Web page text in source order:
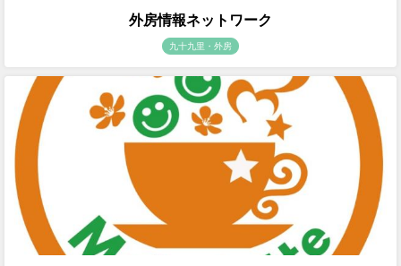
外房情報ネットワーク
九十九里・外房